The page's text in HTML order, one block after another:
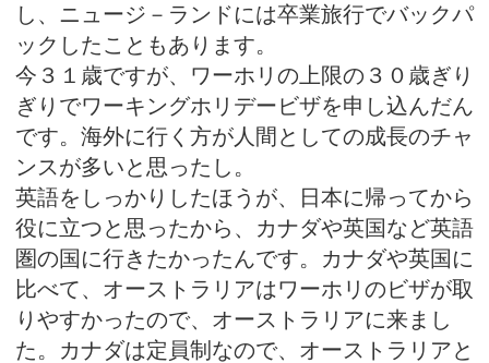
し、ニュージ－ランドには卒業旅行でバックパ
ックしたこともあります。
今３１歳ですが、ワーホリの上限の３０歳ぎり
ぎりでワーキングホリデービザを申し込んだん
です。海外に行く方が人間としての成長のチャ
ンスが多いと思ったし。
英語をしっかりしたほうが、日本に帰ってから
役に立つと思ったから、カナダや英国など英語
圏の国に行きたかったんです。カナダや英国に
比べて、オーストラリアはワーホリのビザが取
りやすかったので、オーストラリアに来まし
た。カナダは定員制なので、オーストラリアと